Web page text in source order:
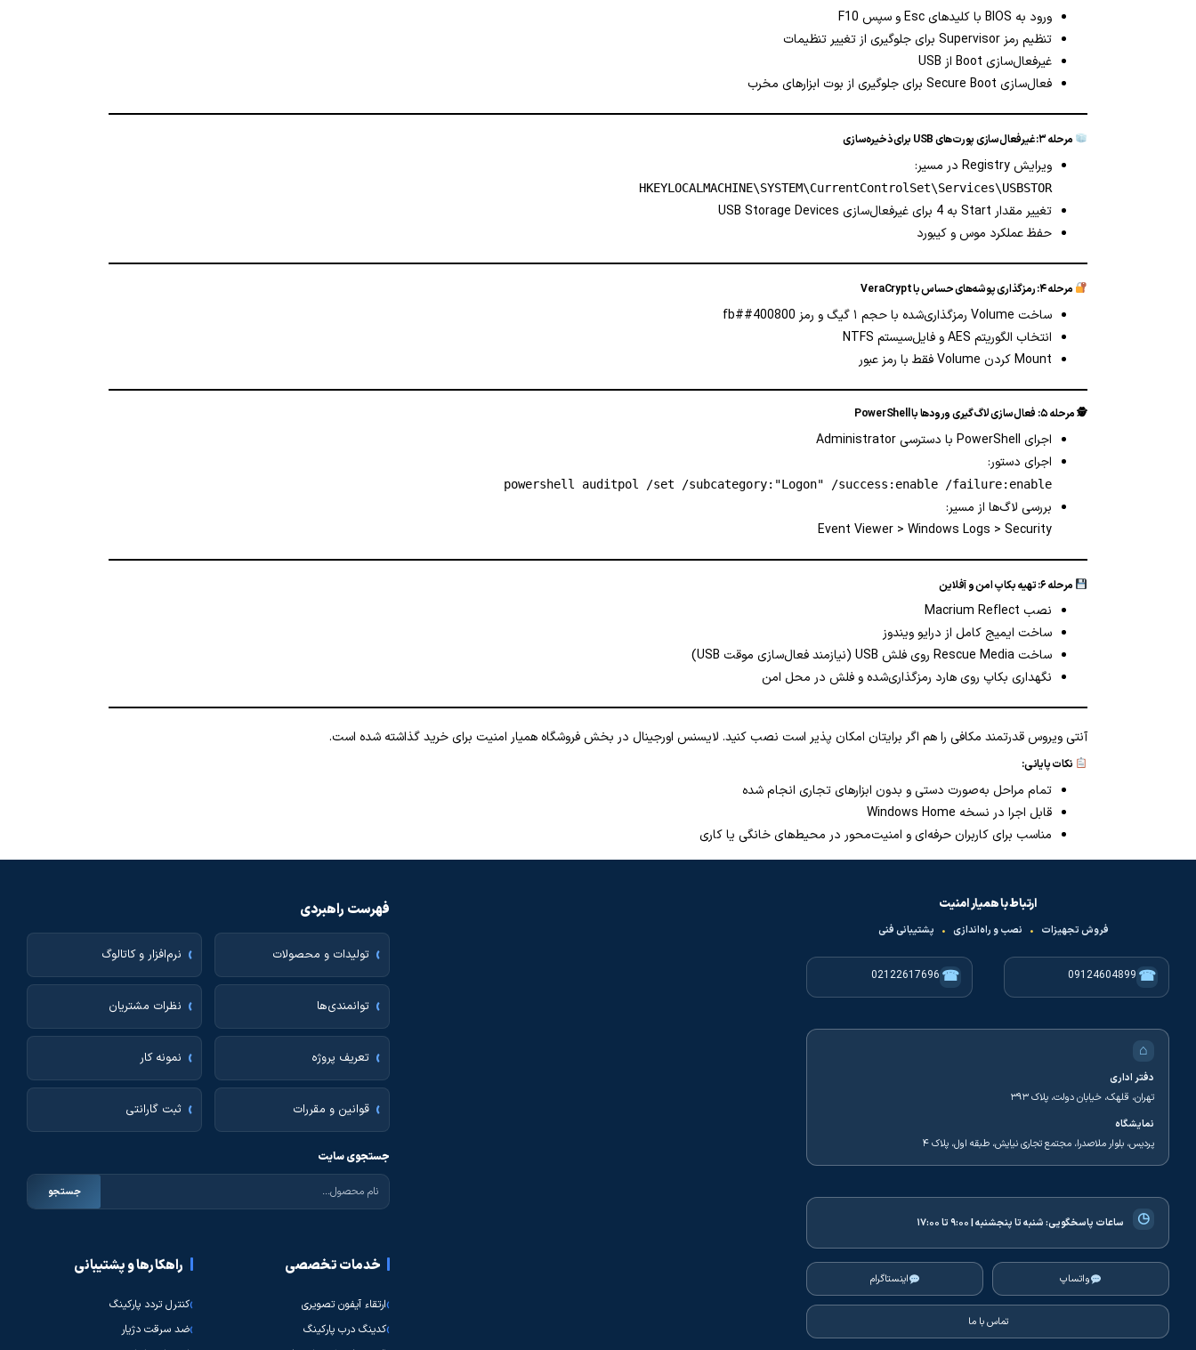
ورود به BIOS با کلید‌های Esc و سپس F10
تنظیم رمز Supervisor برای جلوگیری از تغییر تنظیمات
غیرفعال‌سازی Boot از USB
فعال‌سازی Secure Boot برای جلوگیری از بوت ابزارهای مخرب
مرحله ۳: غیرفعال‌سازی پورت‌های USB برای ذخیره‌سازی
ویرایش Registry در مسیر:
HKEYLOCALMACHINE\SYSTEM\CurrentControlSet\Services\USBSTOR
تغییر مقدار Start به 4 برای غیرفعال‌سازی USB Storage Devices
حفظ عملکرد موس و کیبورد
مرحله ۴: رمزگذاری پوشه‌های حساس با VeraCrypt
ساخت Volume رمزگذاری‌شده با حجم ۱ گیگ و رمز fb##400800
انتخاب الگوریتم AES و فایل‌سیستم NTFS
Mount کردن Volume فقط با رمز عبور
🕵️ مرحله ۵: فعال‌سازی لاگ‌گیری ورودها با PowerShell
اجرای PowerShell با دسترسی Administrator
اجرای دستور:
powershell auditpol /set /subcategory:"Logon" /success:enable /failure:enable
بررسی لاگ‌ها از مسیر:
Event Viewer > Windows Logs > Security
مرحله ۶: تهیه بکاپ امن و آفلاین
نصب Macrium Reflect
ساخت ایمیج کامل از درایو ویندوز
ساخت Rescue Media روی فلش USB (نیازمند فعال‌سازی موقت USB)
نگهداری بکاپ روی هارد رمزگذاری‌شده و فلش در محل امن
آنتی ویروس قدرتمند مکافی را هم اگر برایتان امکان پذیر است نصب کنید. لایسنس اورجینال در بخش فروشگاه همیار امنیت برای خرید گذاشته شده است.
نکات پایانی:
تمام مراحل به‌صورت دستی و بدون ابزارهای تجاری انجام شده
قابل اجرا در نسخه Windows Home
مناسب برای کاربران حرفه‌ای و امنیت‌محور در محیط‌های خانگی یا کاری
ارتباط با همیار امنیت
فروش تجهیزات • نصب و راه‌اندازی • پشتیبانی فنی
☎
09124604899
☎
02122617696
⌂
دفتر اداری
تهران، قلهک، خیابان دولت، پلاک ۳۹۳
نمایشگاه
پردیس، بلوار ملاصدرا، مجتمع تجاری نیایش، طبقه اول، پلاک ۴
◷ ساعات پاسخگویی:شنبه تا پنجشنبه | ۹:۰۰ تا ۱۷:۰۰
واتساپ اینستاگرام
تماس با ما
فهرست راهبردی
تولیدات و محصولات نرم‌افزار و کاتالوگ
توانمندی‌ها نظرات مشتریان
تعریف پروژه نمونه کار
قوانین و مقررات ثبت گارانتی
جستجوی سایت
جستجو
خدمات تخصصی
ارتقاء آیفون تصویری
کدینگ درب پارکینگ
راهکارها و پشتیبانی
کنترل تردد پارکینگ
ضد سرقت دژیار